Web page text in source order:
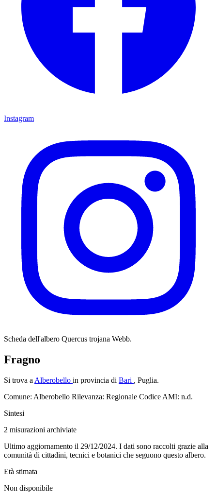
Instagram
Scheda dell'albero Quercus trojana Webb.
Fragno
Si trova a Alberobello in provincia di Bari , Puglia.
Comune: Alberobello Rilevanza: Regionale Codice AMI: n.d.
Sintesi
2 misurazioni archiviate
Ultimo aggiornamento il 29/12/2024. I dati sono raccolti grazie alla
comunità di cittadini, tecnici e botanici che seguono questo albero.
Età stimata
Non disponibile